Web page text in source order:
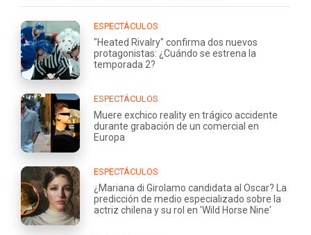
ESPECTÁCULOS
"Heated Rivalry" confirma dos nuevos
protagonistas: ¿Cuándo se estrena la
temporada 2?
ESPECTÁCULOS
Muere exchico reality en trágico accidente
durante grabación de un comercial en
Europa
ESPECTÁCULOS
¿Mariana di Girolamo candidata al Oscar? La
predicción de medio especializado sobre la
actriz chilena y su rol en 'Wild Horse Nine'